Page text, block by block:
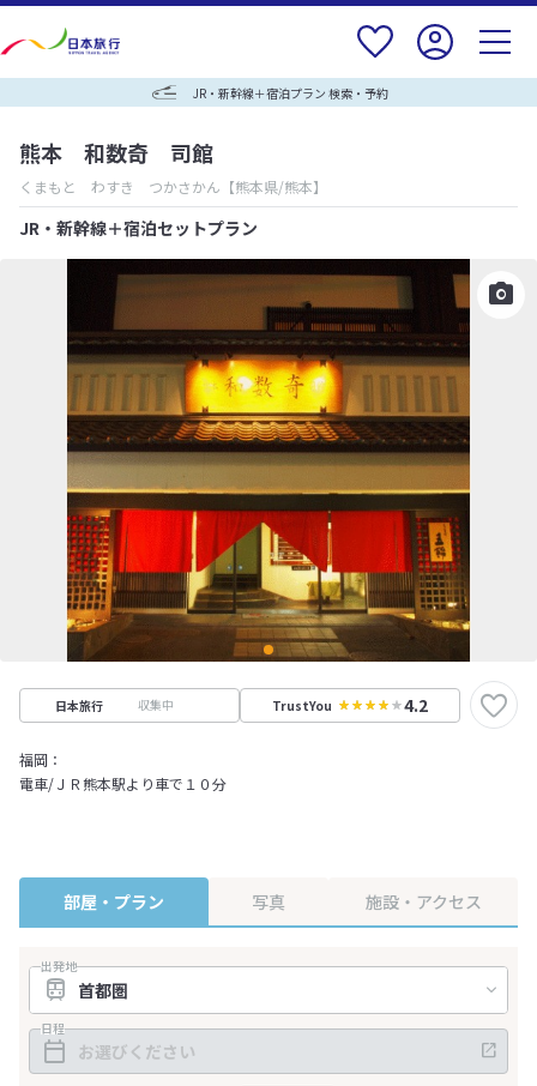
JR・新幹線＋宿泊プラン 検索・予約
熊本 和数奇 司館
くまもと わすき つかさかん 【熊本県/熊本】
JR・新幹線＋宿泊セットプラン
日本旅行 収集中 TrustYou 4.2
福岡：
電車/ＪＲ熊本駅より車で１０分
部屋・プラン 写真 施設・アクセス
出発地
日程